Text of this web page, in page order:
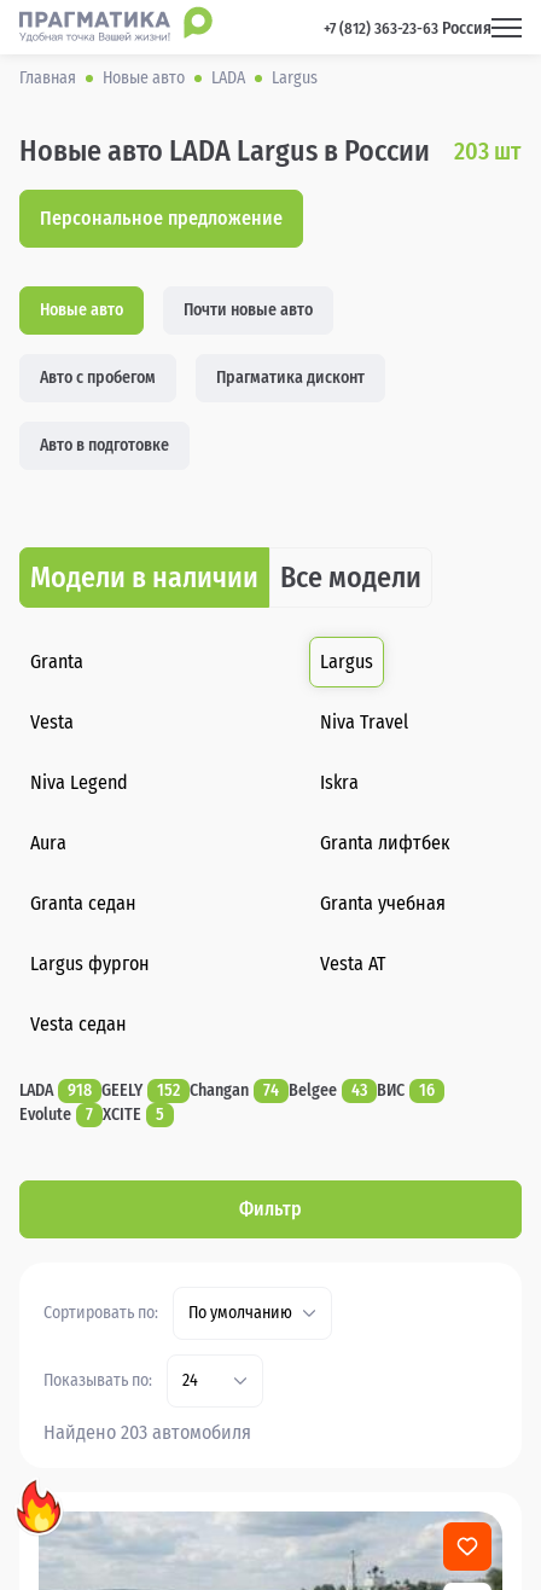
+7 (812) 363-23-63 Россия
Главная Новые авто LADA Largus
Новые авто LADA Largus в России 203 шт
Персональное предложение
Новые авто Почти новые авто
Авто с пробегом Прагматика дисконт
Авто в подготовке
Модели в наличии Все модели
Granta Largus
Vesta Niva Travel
Niva Legend Iskra
Aura Granta лифтбек
Granta седан Granta учебная
Largus фургон Vesta AT
Vesta седан
LADA 918 GEELY 152 Changan 74 Belgee 43 ВИС
16
Evolute
7 XCITE 5
Фильтр
Сортировать по: По умолчанию
Показывать по: 24
Найдено 203 автомобиля